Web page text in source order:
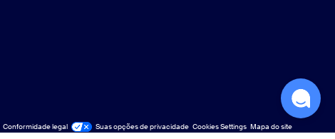
Conformidade legal
Jurídico e Conformidade Suas opções de privacidade Cookies Settings Mapa do site
Mapa do site